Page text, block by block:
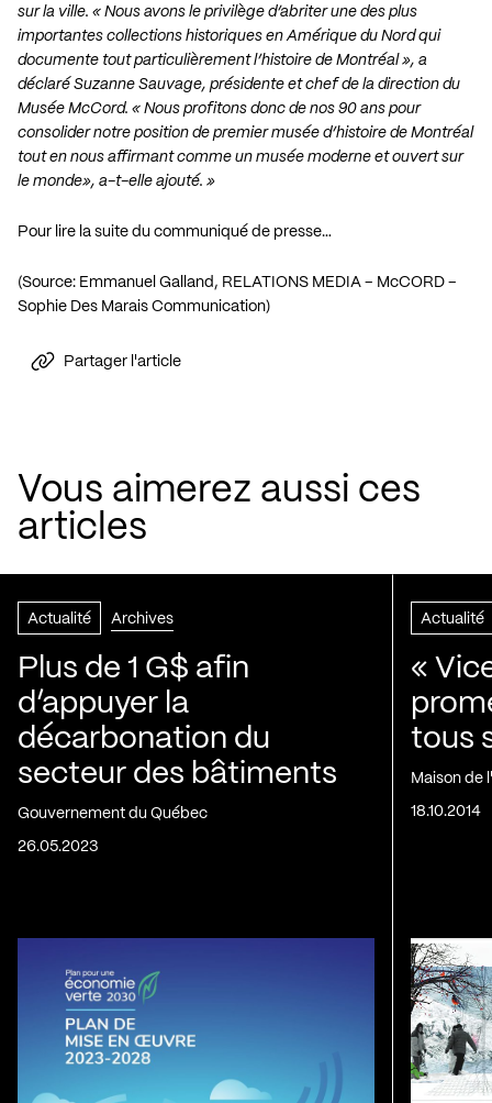
sur la ville. « Nous avons le privilège d’abriter une des plus
importantes collections historiques en Amérique du Nord qui
documente tout particulièrement l’histoire de Montréal », a
déclaré Suzanne Sauvage, présidente et chef de la direction du
Musée McCord. « Nous profitons donc de nos 90 ans pour
consolider notre position de premier musée d’histoire de Montréal
tout en nous affirmant comme un musée moderne et ouvert sur
le monde», a-t-elle ajouté. »
Pour lire la suite du communiqué de presse…
(Source: Emmanuel Galland, RELATIONS MEDIA – McCORD –
Sophie Des Marais Communication)
Partager l'article
Vous aimerez aussi ces
articles
Actualité Archives
Plus de 1 G$ afin
d’appuyer la
décarbonation du
secteur des bâtiments
Gouvernement du Québec
26.05.2023
Actualité
«
tous
Maison de
18.10.2014